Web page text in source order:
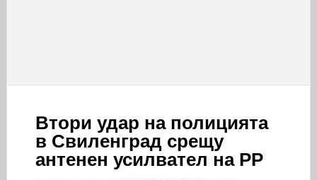
Втори удар на полицията
в Свиленград срещу
антенен усилвател на РР